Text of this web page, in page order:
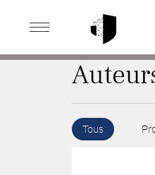
ACCUEIL
Tous